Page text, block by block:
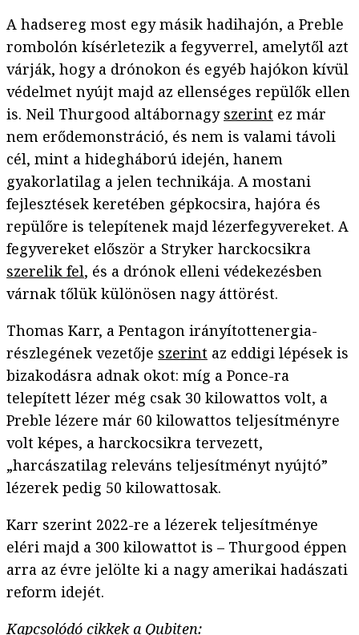
A hadsereg most egy másik hadihajón, a Preble
rombolón kísérletezik a fegyverrel, amelytől azt
várják, hogy a drónokon és egyéb hajókon kívül
védelmet nyújt majd az ellenséges repülők ellen
is. Neil Thurgood altábornagy szerint ez már
nem erődemonstráció, és nem is valami távoli
cél, mint a hidegháború idején, hanem
gyakorlatilag a jelen technikája. A mostani
fejlesztések keretében gépkocsira, hajóra és
repülőre is telepítenek majd lézerfegyvereket. A
fegyvereket először a Stryker harckocsikra
szerelik fel, és a drónok elleni védekezésben
várnak tőlük különösen nagy áttörést.
Thomas Karr, a Pentagon irányítottenergia-
részlegének vezetője szerint az eddigi lépések is
bizakodásra adnak okot: míg a Ponce-ra
telepített lézer még csak 30 kilowattos volt, a
Preble lézere már 60 kilowattos teljesítményre
volt képes, a harckocsikra tervezett,
„harcászatilag releváns teljesítményt nyújtó”
lézerek pedig 50 kilowattosak.
Karr szerint 2022-re a lézerek teljesítménye
eléri majd a 300 kilowattot is – Thurgood éppen
arra az évre jelölte ki a nagy amerikai hadászati
reform idejét.
Kapcsolódó cikkek a Qubiten: